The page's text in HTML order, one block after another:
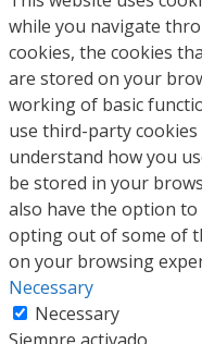
while you navigate
cookies, the cookies
are stored on your
working of basic
use third-party
understand how you
be stored in your
also have the option
opting out of some of
on your browsing
Necessary
Necessary